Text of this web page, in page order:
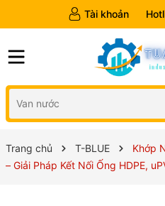
Tài khoản
Trang chủ T-BLUE
Khớp
– Giải Pháp Kết Nối Ống HDPE,